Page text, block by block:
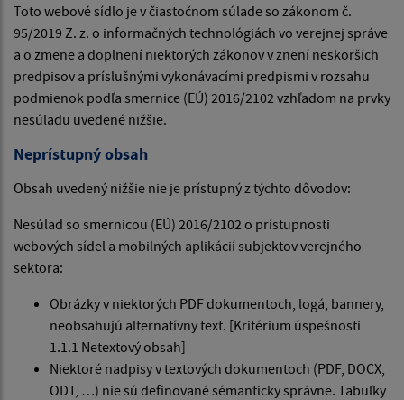
Toto webové sídlo je v čiastočnom súlade so zákonom č.
95/2019 Z. z. o informačných technológiách vo verejnej správe
a o zmene a doplnení niektorých zákonov v znení neskorších
predpisov a príslušnými vykonávacími predpismi v rozsahu
podmienok podľa smernice (EÚ) 2016/2102 vzhľadom na prvky
nesúladu uvedené nižšie.
Neprístupný obsah
Obsah uvedený nižšie nie je prístupný z týchto dôvodov:
Nesúlad so smernicou (EÚ) 2016/2102 o prístupnosti
webových sídel a mobilných aplikácií subjektov verejného
sektora:
Obrázky v niektorých PDF dokumentoch, logá, bannery,
neobsahujú alternatívny text. [Kritérium úspešnosti
1.1.1 Netextový obsah]
Niektoré nadpisy v textových dokumentoch (PDF, DOCX,
ODT, …) nie sú definované sémanticky správne. Tabuľky